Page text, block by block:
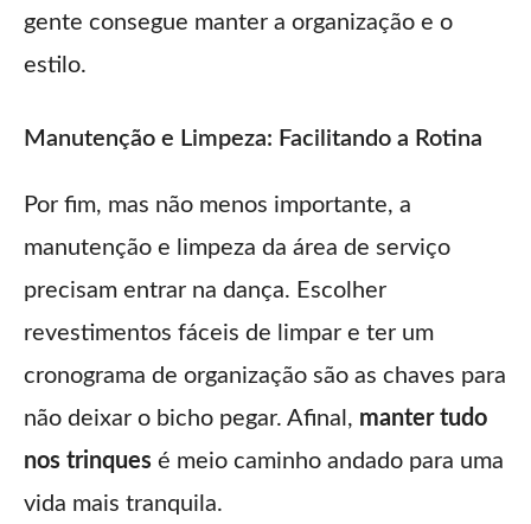
gente consegue manter a organização e o
estilo.
Manutenção e Limpeza: Facilitando a Rotina
Por fim, mas não menos importante, a
manutenção e limpeza da área de serviço
precisam entrar na dança. Escolher
revestimentos fáceis de limpar e ter um
cronograma de organização são as chaves para
não deixar o bicho pegar. Afinal, manter tudo
nos trinques é meio caminho andado para uma
vida mais tranquila.